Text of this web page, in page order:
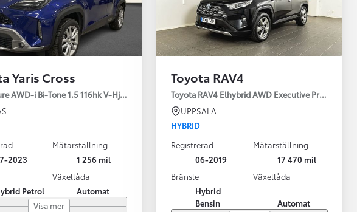
900 kr
kr/mån
lives on
Yaris Cross
AWD-i Bi-Tone 1.5 116hk V-Hjul Drag JBL
2023
Mätarställning
1 256 mil
Petrol
Växellåda
Automat
Visa mer
Toyota RAV4
Toyota RAV4 Elhybrid AWD Executive Premium
UPPSALA
HYBRID
Registrerad
06-2019
Mätarställning
17 470 mil
Bränsle
Hybrid
Bensin
Växellåda
Automat